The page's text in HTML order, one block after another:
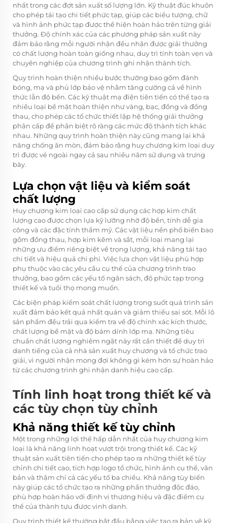
nhất trong các đợt sản xuất số lượng lớn. Kỹ thuật đúc khuôn
cho phép tái tạo chi tiết phức tạp, giúp các biểu tượng, chữ
và hình ảnh phức tạp được thể hiện hoàn hảo trên từng giải
thưởng. Độ chính xác của các phương pháp sản xuất này
đảm bảo rằng mỗi người nhận đều nhận được giải thưởng
có chất lượng hoàn toàn giống nhau, duy trì tính toàn vẹn và
chuyên nghiệp của chương trình ghi nhận thành tích.
Quy trình hoàn thiện nhiều bước thường bao gồm đánh
bóng, mạ và phủ lớp bảo vệ nhằm tăng cường cả về hình
thức lẫn độ bền. Các kỹ thuật mạ điện tiên tiến có thể tạo ra
nhiều loại bề mặt hoàn thiện như vàng, bạc, đồng và đồng
thau, cho phép các tổ chức thiết lập hệ thống giải thưởng
phân cấp để phân biệt rõ ràng các mức độ thành tích khác
nhau. Những quy trình hoàn thiện này cũng mang lại khả
năng chống ăn mòn, đảm bảo rằng huy chương kim loại duy
trì được vẻ ngoài ngay cả sau nhiều năm sử dụng và trưng
bày.
Lựa chọn vật liệu và kiểm soát
chất lượng
Huy chương kim loại cao cấp sử dụng các hợp kim chất
lượng cao được chọn lựa kỹ lưỡng nhờ độ bền, tính dễ gia
công và các đặc tính thẩm mỹ. Các vật liệu nền phổ biến bao
gồm đồng thau, hợp kim kẽm và sắt, mỗi loại mang lại
những ưu điểm riêng biệt về trọng lượng, khả năng tái tạo
chi tiết và hiệu quả chi phí. Việc lựa chọn vật liệu phù hợp
phụ thuộc vào các yêu cầu cụ thể của chương trình trao
thưởng, bao gồm các yếu tố ngân sách, độ phức tạp trong
thiết kế và tuổi thọ mong muốn.
Các biện pháp kiểm soát chất lượng trong suốt quá trình sản
xuất đảm bảo kết quả nhất quán và giảm thiểu sai sót. Mỗi lô
sản phẩm đều trải qua kiểm tra về độ chính xác kích thước,
chất lượng bề mặt và độ bám dính lớp mạ. Những tiêu
chuẩn chất lượng nghiêm ngặt này rất cần thiết để duy trì
danh tiếng của cả nhà sản xuất huy chương và tổ chức trao
giải, vì người nhận mong đợi không gì kém hơn sự hoàn hảo
từ các chương trình ghi nhận danh hiệu cao cấp.
Tính linh hoạt trong thiết kế và
các tùy chọn tùy chỉnh
Khả năng thiết kế tùy chỉnh
Một trong những lợi thế hấp dẫn nhất của huy chương kim
loại là khả năng linh hoạt vượt trội trong thiết kế. Các kỹ
thuật sản xuất tiên tiến cho phép tạo ra những thiết kế tùy
chỉnh chi tiết cao, tích hợp logo tổ chức, hình ảnh cụ thể, văn
bản và thậm chí cả các yếu tố ba chiều. Khả năng tùy biến
này giúp các tổ chức tạo ra những phần thưởng độc đáo,
phù hợp hoàn hảo với định vị thương hiệu và đặc điểm cụ
thể của thành tựu được vinh danh.
Quy trình thiết kế thường bắt đầu bằng việc tạo ra bản vẽ kỹ